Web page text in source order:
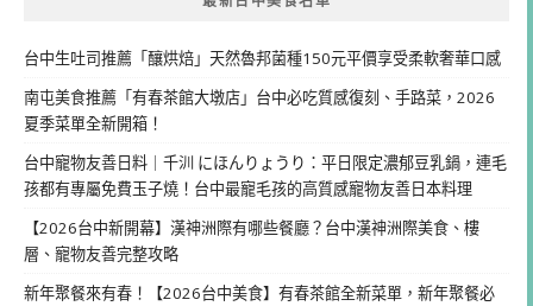
台中生吐司推薦「釀烘焙」天然魯邦菌種150元平價享受柔軟奢華口感
南屯美食推薦「有春茶館大墩店」台中必吃質感復刻、手路菜，2026
夏季菜單全新開箱！
台中寵物友善日料｜千汌 にほんりょうり：平日限定濃郁豆乳鍋，連毛
孩都有專屬免費玉子燒！台中最寵毛孩的高質感寵物友善日本料理
【2026台中新開幕】漢神洲際有哪些餐廳？台中漢神洲際美食、樓
層、寵物友善完整攻略
新年聚餐來有春！【2026台中美食】有春茶館全新菜單，新年聚餐必